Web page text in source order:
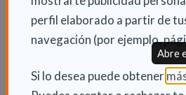
perfil elaborado a partir de
navegación (por ejemplo,
Si lo desea puede obtener
Abre
ENLACES
Consulta otras Noticias